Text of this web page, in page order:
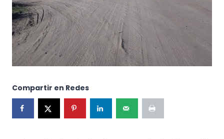
Compartir en Redes